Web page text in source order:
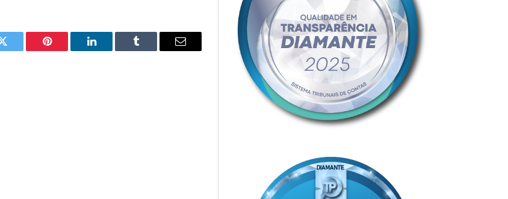
Twitter Pinterest LinkedIn Tumblr
E-